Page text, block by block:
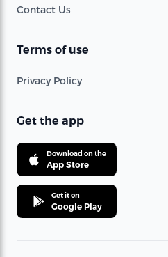
Contact Us
Terms of use
Privacy Policy
Get the app
Download on the
App Store
Get it on
Google Play